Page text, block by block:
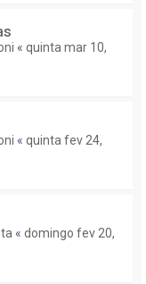
« quinta mar 10,
« quinta fev 24,
« domingo fev 20,